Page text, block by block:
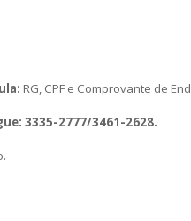
RG, CPF e Comprovante de
3335-2777/3461-2628.